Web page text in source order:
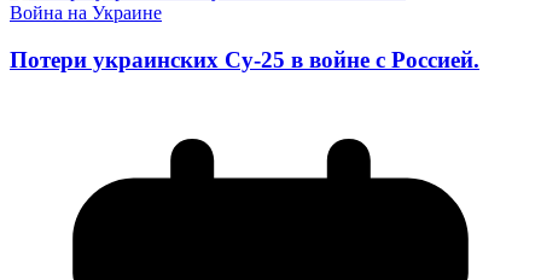
Война на Украине
Потери украинских Су-25 в войне с Россией.